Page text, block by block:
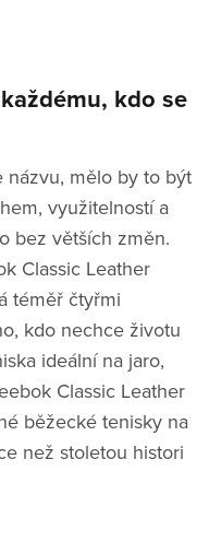
kdo se
názvu, mělo by to být
využitelností a
bez větších změn.
Classic Leather
téměř čtyřmi
kdo nechce životu
ideální na jaro,
Classic Leather
běžecké tenisky na
než stoletou histori